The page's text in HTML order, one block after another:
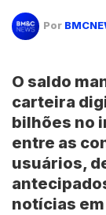
Por
O saldo
carteira
bilhões no
entre as
usuários,
notícias